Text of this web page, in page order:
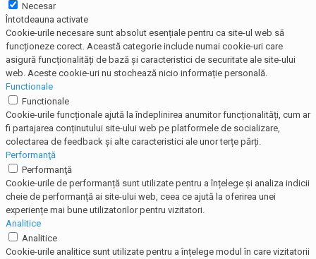
Necesar
Întotdeauna activate
Cookie-urile necesare sunt absolut esențiale pentru ca site-ul web să
funcționeze corect. Această categorie include numai cookie-uri care
asigură funcționalități de bază și caracteristici de securitate ale site-ului
web. Aceste cookie-uri nu stochează nicio informație personală.
Functionale
Functionale
Cookie-urile funcționale ajută la îndeplinirea anumitor funcționalități, cum ar
fi partajarea conținutului site-ului web pe platformele de socializare,
colectarea de feedback și alte caracteristici ale unor terțe părți.
Performanţă
Performanţă
Cookie-urile de performanță sunt utilizate pentru a înțelege și analiza indicii
cheie de performanță ai site-ului web, ceea ce ajută la oferirea unei
experiențe mai bune utilizatorilor pentru vizitatori.
Analitice
Analitice
Cookie-urile analitice sunt utilizate pentru a înțelege modul în care vizitatorii